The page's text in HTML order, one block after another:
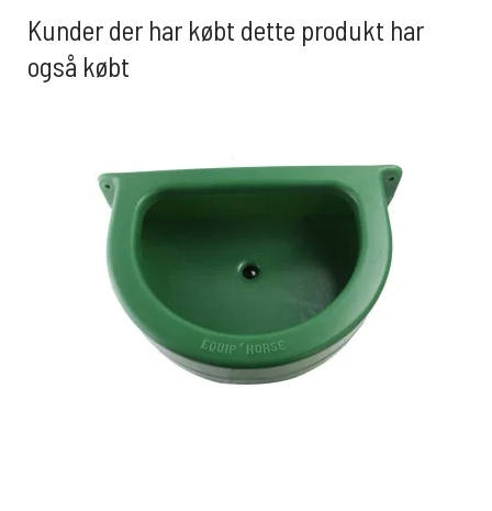
Kunder der har købt dette produkt har
også købt